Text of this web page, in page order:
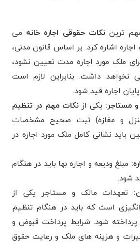
تریننکات حقوقی اجاره خانه می
اشاره کرد. بر اساس قانون مدنی،
چه برای ملک مورد اجاره مدت تعیین نشود،
نخواهد داشت. بنابراین لازم است
اجاره قید شود.
مستاجر: یکی از نکات مهم در تنظیم
و مغازه) ثبت صحیح مشخصات
نشانی کامل ملک مورد اجاره در
مبلغ ودیعه و اجاره بها باید در هنگام
شود.
تعهدات مالک و مستاجر یکی از
است که باید در هنگام تنظیم
پرداخته شود. شرایط پرداخت قبوض و
و هزینه های ملک و رعایت حقوق